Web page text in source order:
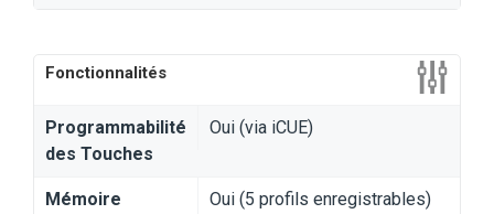
Fonctionnalités
Programmabilité
des Touches
Oui (via iCUE)
Mémoire
Oui (5 profils enregistrables)